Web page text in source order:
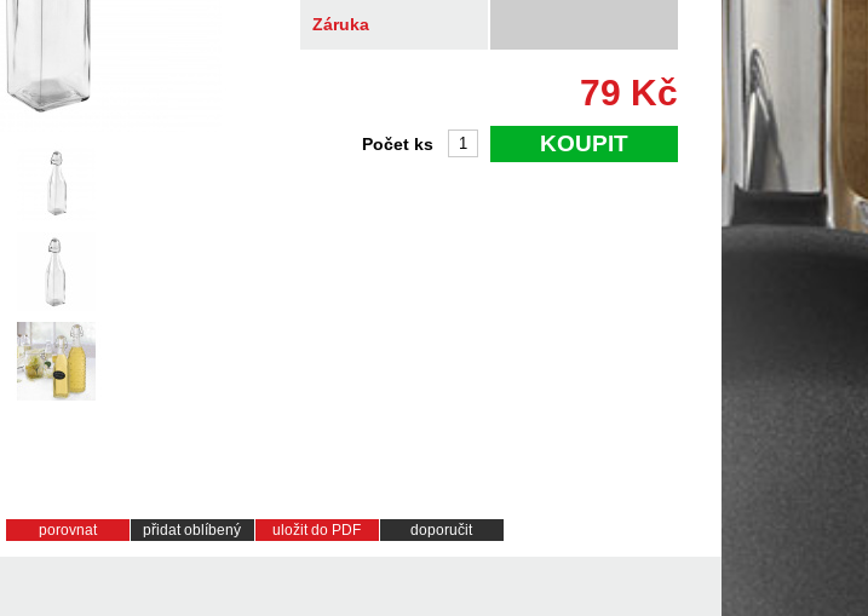
Záruka
79 Kč
KOUPIT
Počet ks
porovnat přidat oblíbený uložit do PDF doporučit